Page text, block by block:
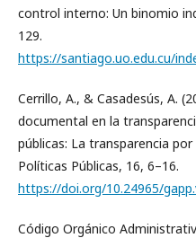
control interno: Un binomio
129.
https://santiago.uo.edu.cu/
Cerrillo, A., & Casadesús, A.
documental en la
públicas: La transparencia
Políticas Públicas, 16, 6–16.
https://doi.org/10.24965/
Código Orgánico